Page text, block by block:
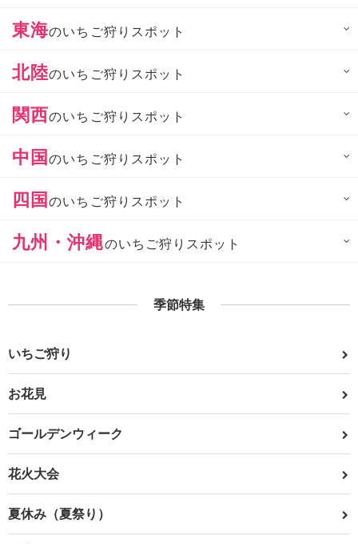
東海のいちご狩りスポット
北陸のいちご狩りスポット
関西のいちご狩りスポット
中国のいちご狩りスポット
四国のいちご狩りスポット
九州・沖縄のいちご狩りスポット
季節特集
いちご狩り
お花見
ゴールデンウィーク
花火大会
夏休み（夏祭り）